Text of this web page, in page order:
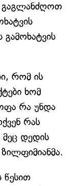
გაგლანძღოთ
რომ ის
ხომ
რა უნდა
რას
დედის
წესით